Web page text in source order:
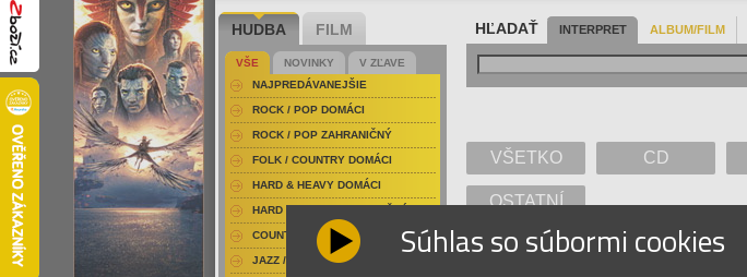
HĽADAŤ INTERPRET ALBUM/FILM
VŠETKO CD
OSTATNÍ
HUDBA FILM
VŠE NOVINKY
V ZĽAVE
NAJPREDÁVANEJŠIE
ROCK / POP DOMÁCI
ROCK / POP ZAHRANIČNÝ
FOLK / COUNTRY DOMÁCI
HARD & HEAVY DOMÁCI
HARD & HEAVY ZAHRANIČNÝ
COUNTRY
JAZZ / BLUES Súhlas so súbormi cookies